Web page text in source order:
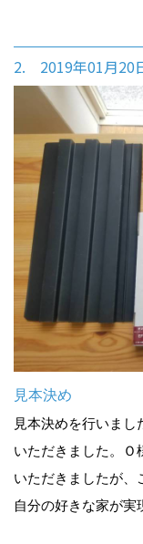
2. 2019年01月20
見本決め
見本決めを行いま
いただきました。Ｏ
いただきましたが、
自分の好きな家が実